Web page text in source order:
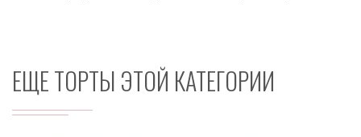
ЕЩЕ ТОРТЫ ЭТОЙ КАТЕГОРИИ